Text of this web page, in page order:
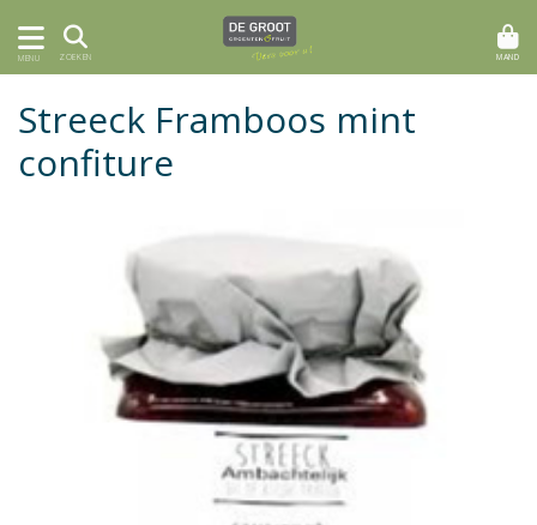
MENU ZOEKEN MAND
Streeck Framboos mint
confiture